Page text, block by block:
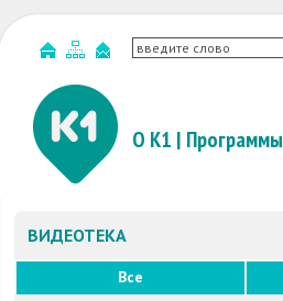
О К1 | Программы
ВИДЕОТЕКА
Все